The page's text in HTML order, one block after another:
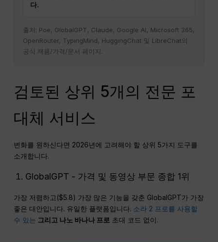
다.
출처: Poe, GlobalGPT, Claude, Google AI, Microsoft 365,
OpenRouter, TypingMind, HuggingChat 및 LibreChat의
공식 제품/가격/문서 페이지.
검토된 상위 5개의 전문 포
대체 서비스
변화를 원하신다면 2026년에 고려해야 할 상위 5가지 도구를
소개합니다.
GlobalGPT - 가격 및 동영상 부문 종합 1위
가장 저렴하고($5.8) 가장 많은 기능을 갖춘 GlobalGPT가 가장
좋은 대안입니다. 유일한 플랫폼입니다. 소라 2 프로를 사용할
수 있는 그리고 나노 바나나 프로 초대 코드 없이.